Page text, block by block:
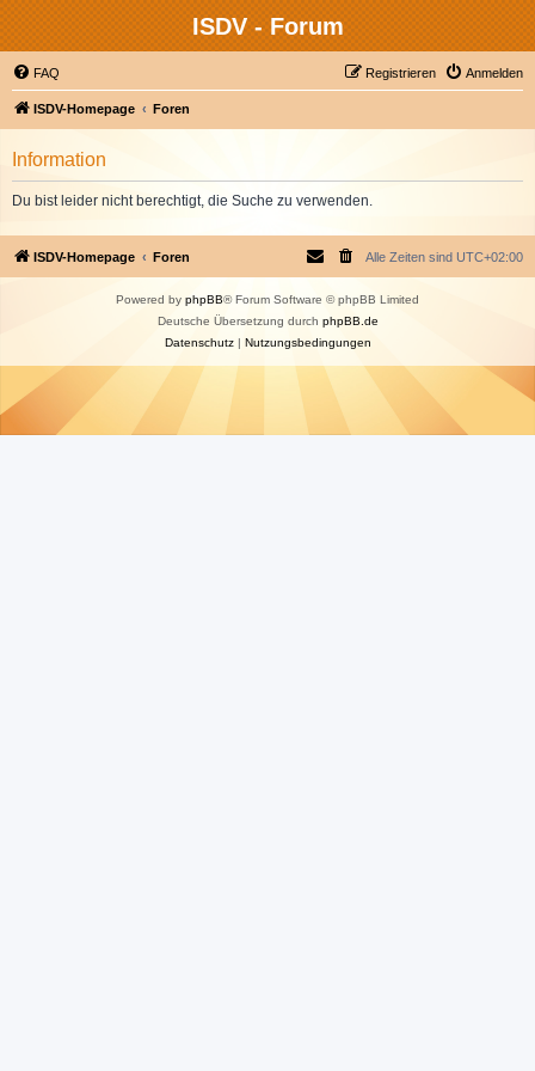
ISDV - Forum
FAQ Anmelden
Registrieren
ISDV-Homepage Foren
Information
Du bist leider nicht berechtigt, die Suche zu verwenden.
ISDV-Homepage Foren Alle Zeiten sind UTC+02:00
Powered by phpBB® Forum Software © phpBB Limited
Deutsche Übersetzung durch phpBB.de
Datenschutz| Nutzungsbedingungen